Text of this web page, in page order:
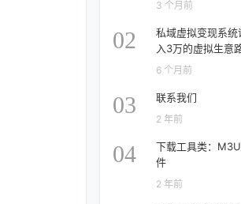
3 个月前
02
私域虚拟变现系统
入3万的虚拟生意
6 个月前
03 联系我们
2 年前
04
下载工具类：
件
2 年前